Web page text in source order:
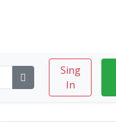
Sing
In